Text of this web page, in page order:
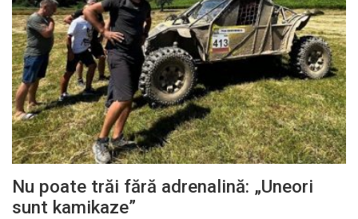
Nu poate trăi fără adrenalină: „Uneori
sunt kamikaze”